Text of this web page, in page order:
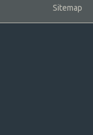
Sitemap